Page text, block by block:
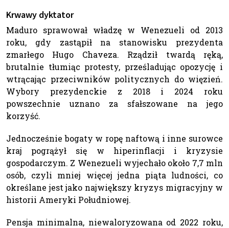
Krwawy dyktator
Maduro sprawował władzę w Wenezueli od 2013
roku, gdy zastąpił na stanowisku prezydenta
zmarłego Hugo Chaveza. Rządził twardą ręką,
brutalnie tłumiąc protesty, prześladując opozycję i
wtrącając przeciwników politycznych do więzień.
Wybory prezydenckie z 2018 i 2024 roku
powszechnie uznano za sfałszowane na jego
korzyść.
Jednocześnie bogaty w ropę naftową i inne surowce
kraj pogrążył się w hiperinflacji i kryzysie
gospodarczym. Z Wenezueli wyjechało około 7,7 mln
osób, czyli mniej więcej jedna piąta ludności, co
określane jest jako największy kryzys migracyjny w
historii Ameryki Południowej.
Pensja minimalna, niewaloryzowana od 2022 roku,